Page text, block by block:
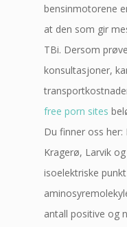
bensinmotorene
at den som gir
TBi. Dersom
konsultasjoner,
free porn sites
Du finner oss her:
Kragerø, Larvik
isoelektriske
antall positive og